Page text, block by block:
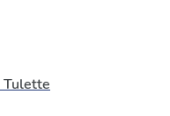
Tulette